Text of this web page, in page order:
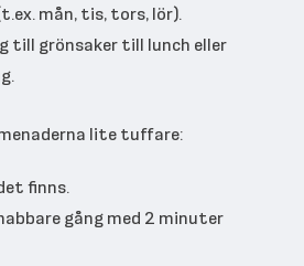
mån, tis, tors, lör).
till grönsaker till lunch eller
lite tuffare:
finns.
gång med 2 minuter